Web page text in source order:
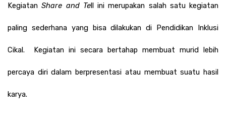
Kegiatan Share and Tell ini merupakan salah satu kegiatan
paling sederhana yang bisa dilakukan di Pendidikan Inklusi
Cikal.  Kegiatan ini secara bertahap membuat murid lebih
percaya diri dalam berpresentasi atau membuat suatu hasil
karya.